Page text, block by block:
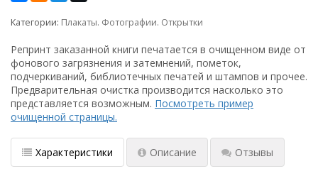
Категории: Плакаты. Фотографии. Открытки
Репринт заказанной книги печатается в очищенном виде от
фонового загрязнения и затемнений, пометок,
подчеркиваний, библиотечных печатей и штампов и прочее.
Предварительная очистка производится насколько это
представляется возможным. Посмотреть пример
очищенной страницы.
Характеристики Описание Отзывы